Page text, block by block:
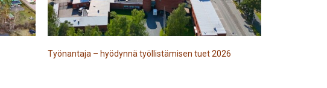
Työnantaja – hyödynnä työllistämisen tuet 2026